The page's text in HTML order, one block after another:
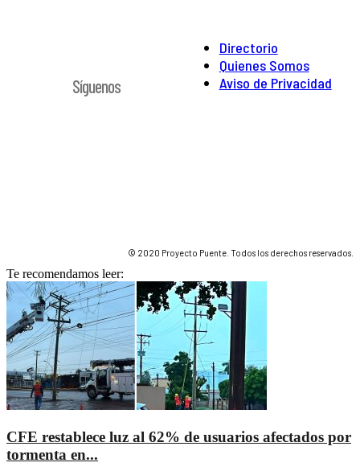
Directorio
Quienes Somos
Aviso de Privacidad
Síguenos
© 2020 Proyecto Puente. Todos los derechos reservados.
Te recomendamos leer:
CFE restablece luz al 62% de usuarios afectados por
tormenta en...